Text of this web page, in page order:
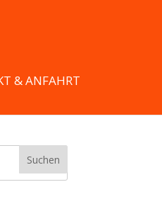
& ANFAHRT